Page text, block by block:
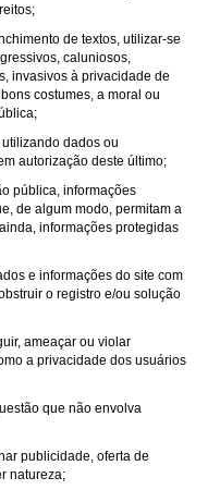
de textos, utilizar-se
caluniosos,
invasivos à privacidade de
costumes, a moral ou
dados ou
autorização deste último;
pública, informações
de algum modo, permitam a
informações protegidas
e informações do site com
o registro e/ou solução
ameaçar ou violar
a privacidade dos usuários
que não envolva
publicidade, oferta de
natureza;